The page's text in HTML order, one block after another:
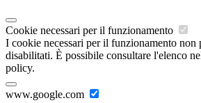
Cookie necessari per il funzionamento
I cookie necessari per il funzionamento non
disabilitati. È possibile consultare l'elenco
policy.
www.google.com